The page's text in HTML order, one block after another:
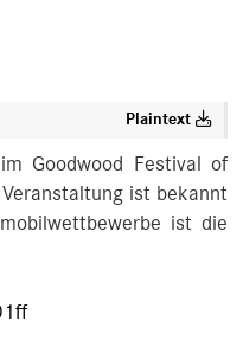
Plaintext
Goodwood Festival of
ist bekannt
ist die